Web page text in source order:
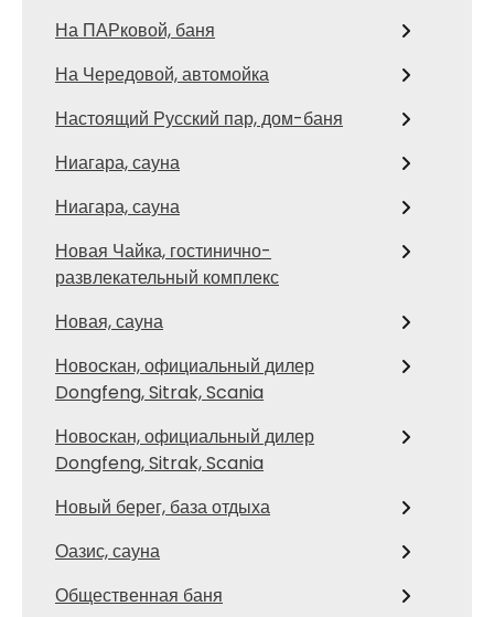
На ПАРковой, баня
На Чередовой, автомойка
Настоящий Русский пар, дом-баня
Ниагара, сауна
Ниагара, сауна
Новая Чайка, гостинично-
развлекательный комплекс
Новая, сауна
Новоcкан, официальный дилер
Dongfeng, Sitrak, Scania
Новоcкан, официальный дилер
Dongfeng, Sitrak, Scania
Новый берег, база отдыха
Оазис, сауна
Общественная баня